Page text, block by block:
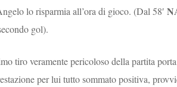
lo risparmia all’ora di gioco. (Dal 58′
gol).
tiro veramente pericoloso della partita
per lui tutto sommato positiva,